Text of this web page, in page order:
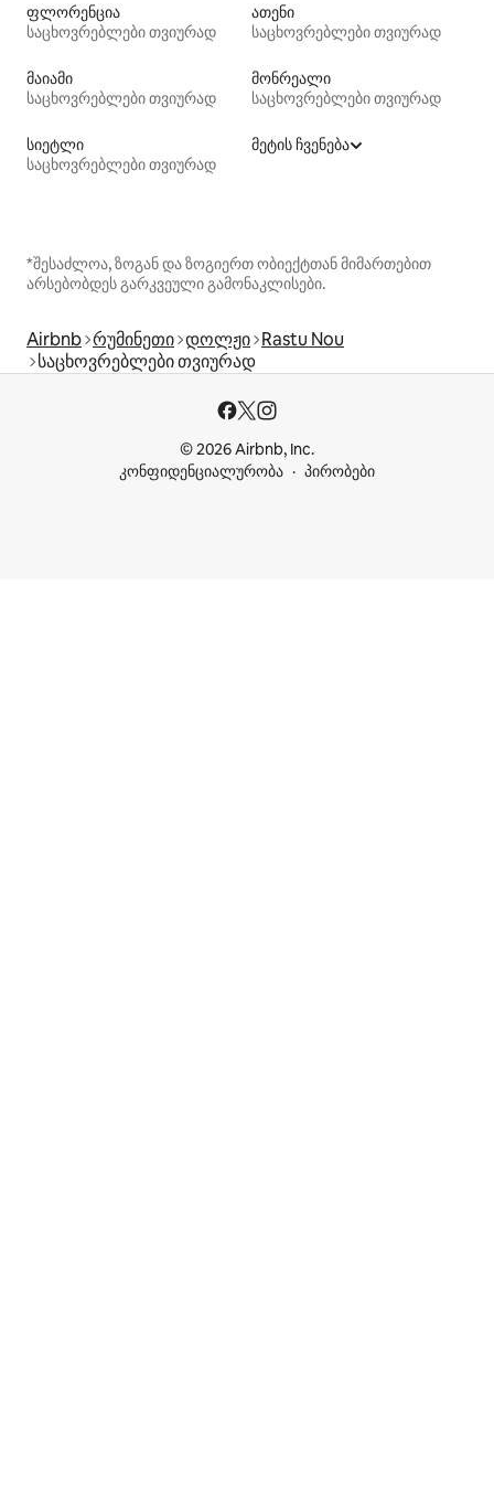
ფლორენცია
საცხოვრებლები თვიურად
ათენი
საცხოვრებლები თვიურად
მაიამი
საცხოვრებლები თვიურად
მონრეალი
საცხოვრებლები თვიურად
სიეტლი
საცხოვრებლები თვიურად
მეტის ჩვენება
*შესაძლოა, ზოგან და ზოგიერთ ობიექტთან მიმართებით
არსებობდეს გარკვეული გამონაკლისები.
Airbnb რუმინეთი დოლჟი Rastu Nou
საცხოვრებლები თვიურად
© 2026 Airbnb, Inc.
კონფიდენციალურობა
პირობები